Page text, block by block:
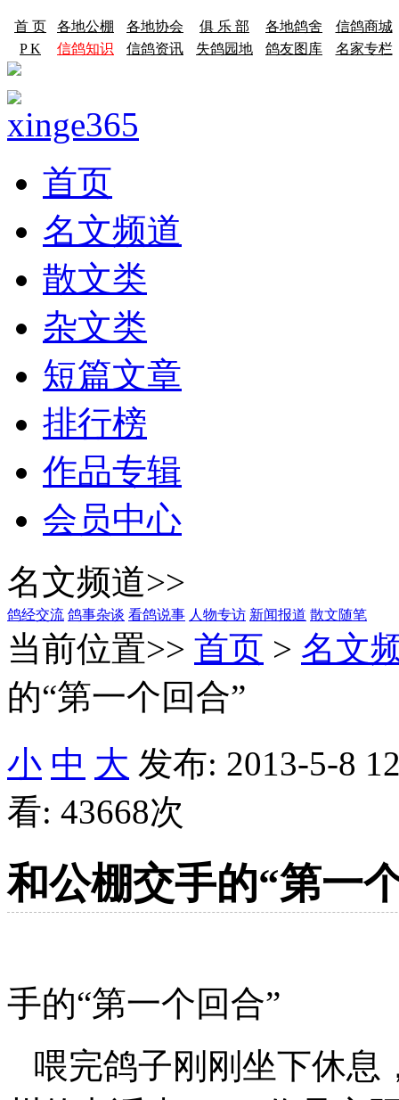
首 页 各地公棚 各地协会 俱 乐 部 各地鸽舍
信鸽商城
P K
信鸽知识 信鸽资讯 失鸽园地 鸽友图库 名家专栏
首页
名文频道
散文类
杂文类
短篇文章
排行榜
作品专辑
会员中心
名文频道>>
鸽经交流 鸽事杂谈 看鸽说事 人物专访 新闻报道 散文随笔
当前位置>> 首页 > 名文
的“第一个回合”
小 中 大 发布: 2013-5-8
看: 43668次
和公棚交手的“第一
手的“第一个回合”
喂完鸽子刚刚坐下休息